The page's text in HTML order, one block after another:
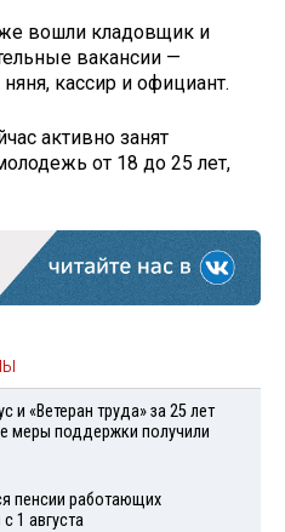
вошли кладовщик и
вакансии —
кассир и официант.
активно занят
от 18 до 25 лет,
и «Ветеран труда» за 25 лет
меры поддержки получили
пенсии работающих
1 августа